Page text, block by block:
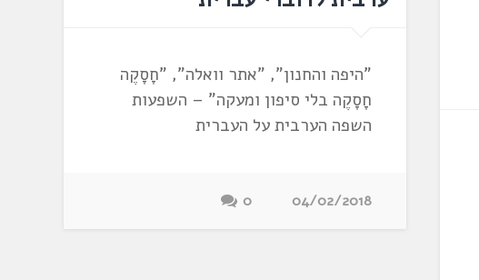
"היפה והחנון", "אתר וואלה", "חָסָקֶה
חָסָקֶה בלי סיפון ומעקה" – השפעות
השפה הערבית על העברית
04/02/2018
0